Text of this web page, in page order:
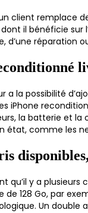
client remplace
il bénéficie sur
d’une réparation
a la possibilité
iPhone
la batterie et la
état, comme les
qu’il y a
de 128 Go, par
Un double